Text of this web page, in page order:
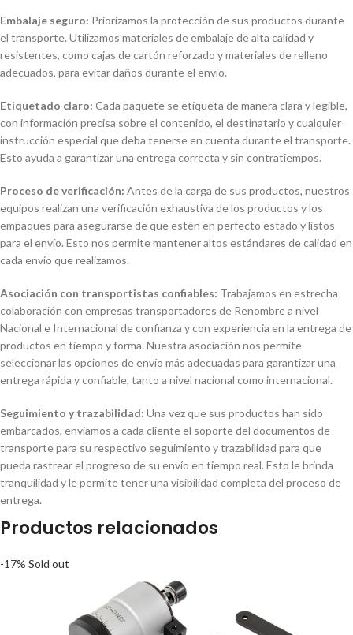
Embalaje seguro: Priorizamos la protección de sus productos durante
el transporte. Utilizamos materiales de embalaje de alta calidad y
resistentes, como cajas de cartón reforzado y materiales de relleno
adecuados, para evitar daños durante el envío.
Etiquetado claro: Cada paquete se etiqueta de manera clara y legible,
con información precisa sobre el contenido, el destinatario y cualquier
instrucción especial que deba tenerse en cuenta durante el transporte.
Esto ayuda a garantizar una entrega correcta y sin contratiempos.
Proceso de verificación: Antes de la carga de sus productos, nuestros
equipos realizan una verificación exhaustiva de los productos y los
empaques para asegurarse de que estén en perfecto estado y listos
para el envío. Esto nos permite mantener altos estándares de calidad en
cada envío que realizamos.
Asociación con transportistas confiables: Trabajamos en estrecha
colaboración con empresas transportadores de Renombre a nivel
Nacional e Internacional de confianza y con experiencia en la entrega de
productos en tiempo y forma. Nuestra asociación nos permite
seleccionar las opciones de envío más adecuadas para garantizar una
entrega rápida y confiable, tanto a nivel nacional como internacional.
Seguimiento y trazabilidad: Una vez que sus productos han sido
embarcados, enviamos a cada cliente el soporte del documentos de
transporte para su respectivo seguimiento y trazabilidad para que
pueda rastrear el progreso de su envío en tiempo real. Esto le brinda
tranquilidad y le permite tener una visibilidad completa del proceso de
entrega.
Productos relacionados
-17% Sold out